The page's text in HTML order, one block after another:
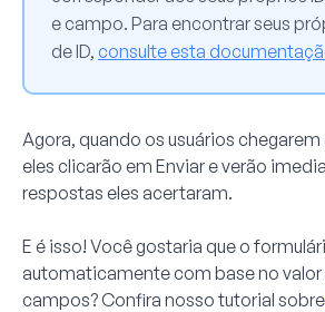
e campo. Para encontrar seus
de ID, consulte esta
Agora, quando os usuários
eles clicarão em Enviare verão
respostas eles acertaram.
E é isso! Você gostaria que o
automaticamente com base no valor
campos? Confira nosso tutorial sobre